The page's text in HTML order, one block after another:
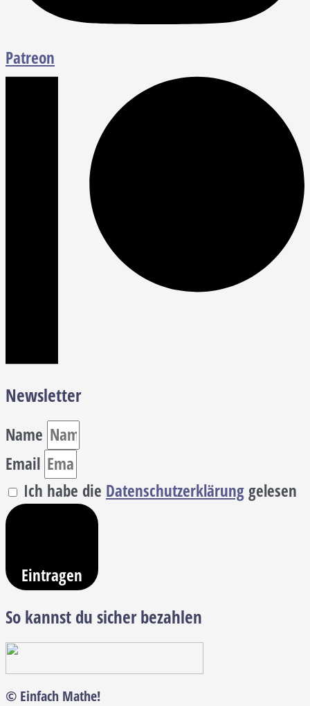
Patreon
Newsletter
Name
Email
Ich habe die Datenschutzerklärung gelesen
Eintragen
So kannst du sicher bezahlen
© Einfach Mathe!